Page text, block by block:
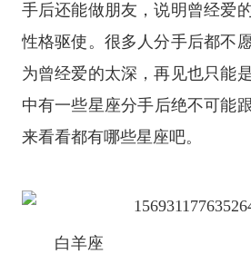
手后还能做朋友，说明曾经爱
性格驱使。很多人分手后都不
为曾经爱的太深，再见也只能是
中有一些星座分手后绝不可能
来看看都有哪些星座吧。
白羊座